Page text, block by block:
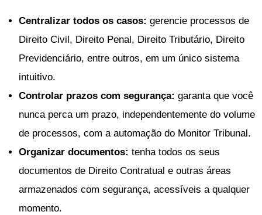
Centralizar todos os casos: gerencie processos de
Direito Civil, Direito Penal, Direito Tributário, Direito
Previdenciário, entre outros, em um único sistema
intuitivo.
Controlar prazos com segurança: garanta que você
nunca perca um prazo, independentemente do volume
de processos, com a automação do Monitor Tribunal.
Organizar documentos: tenha todos os seus
documentos de Direito Contratual e outras áreas
armazenados com segurança, acessíveis a qualquer
momento.